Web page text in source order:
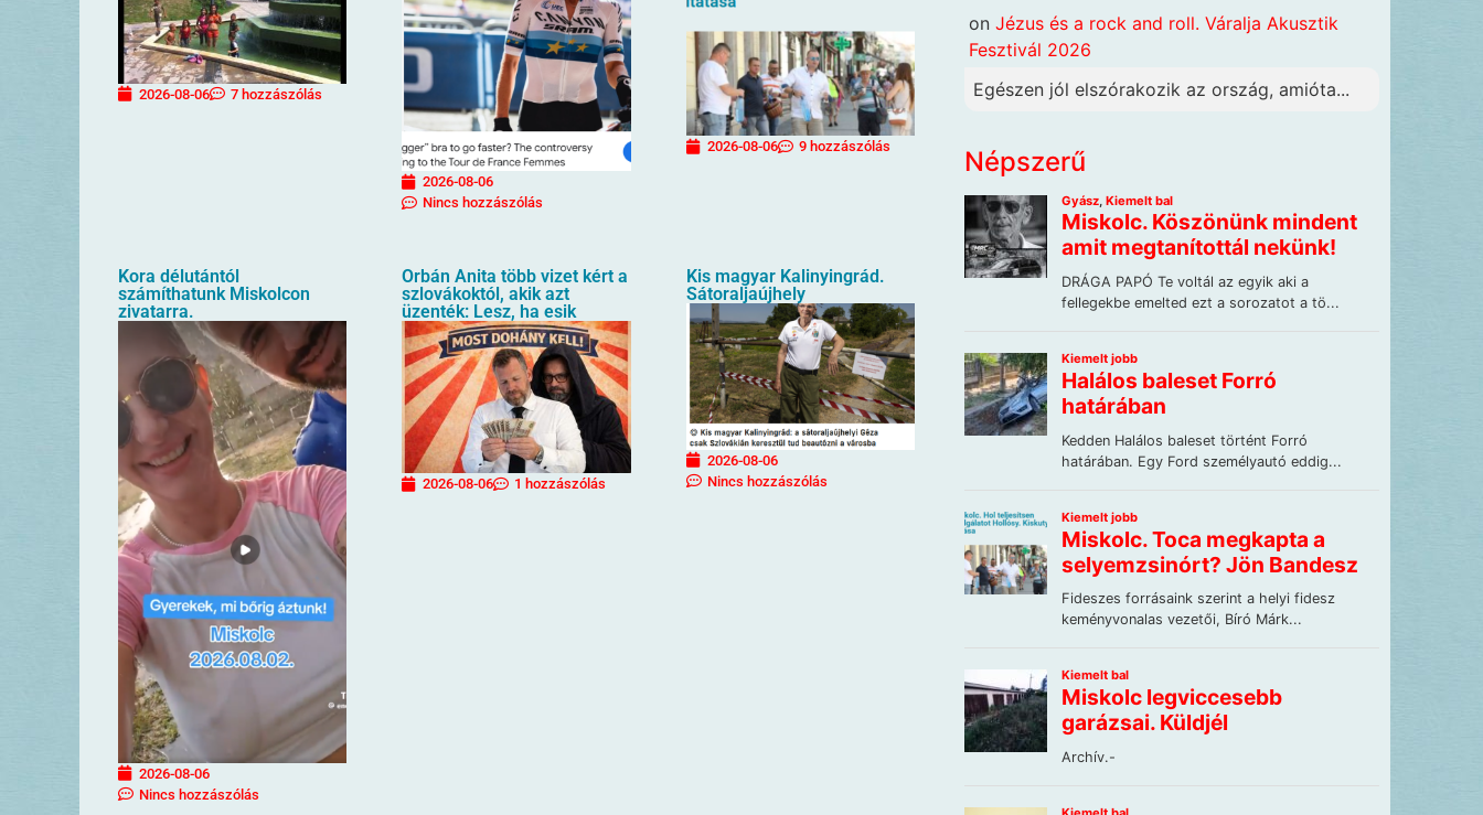
2026-08-06 7 hozzászólás
2026-08-06
Nincs hozzászólás
2026-08-06 9 hozzászólás
Kora délutántól
számíthatunk Miskolcon
zivatarra.
2026-08-06
Nincs hozzászólás
Orbán Anita több vizet kért a
szlovákoktól, akik azt
üzenték: Lesz, ha esik
2026-08-06 1 hozzászólás
Kis magyar Kalinyingrád.
Sátoraljaújhely
2026-08-06
Nincs hozzászólás
on Jézus és a rock and roll. Váralja Akusztik
Fesztivál 2026
Egészen jól elszórakozik az ország, amióta...
Népszerű